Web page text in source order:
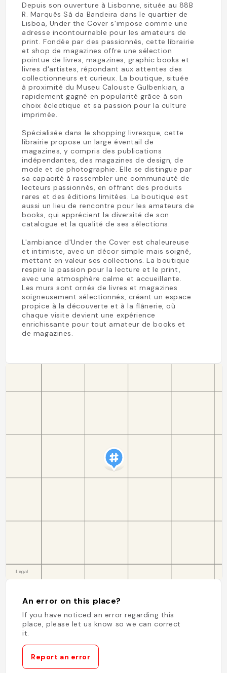
Depuis son ouverture à Lisbonne, située au 88B
R. Marquês Sá da Bandeira dans le quartier de
Lisboa, Under the Cover s'impose comme une
adresse incontournable pour les amateurs de
print. Fondée par des passionnés, cette librairie
et shop de magazines offre une sélection
pointue de livres, magazines, graphic books et
livres d'artistes, répondant aux attentes des
collectionneurs et curieux. La boutique, située
à proximité du Museu Calouste Gulbenkian, a
rapidement gagné en popularité grâce à son
choix éclectique et sa passion pour la culture
imprimée.
Spécialisée dans le shopping livresque, cette
librairie propose un large éventail de
magazines, y compris des publications
indépendantes, des magazines de design, de
mode et de photographie. Elle se distingue par
sa capacité à rassembler une communauté de
lecteurs passionnés, en offrant des produits
rares et des éditions limitées. La boutique est
aussi un lieu de rencontre pour les amateurs de
books, qui apprécient la diversité de son
catalogue et la qualité de ses sélections.
L'ambiance d'Under the Cover est chaleureuse
et intimiste, avec un décor simple mais soigné,
mettant en valeur ses collections. La boutique
respire la passion pour la lecture et le print,
avec une atmosphère calme et accueillante.
Les murs sont ornés de livres et magazines
soigneusement sélectionnés, créant un espace
propice à la découverte et à la flânerie, où
chaque visite devient une expérience
enrichissante pour tout amateur de books et
de magazines.
An error on this place?
If you have noticed an error regarding this
place, please let us know so we can correct
it.
Report an error